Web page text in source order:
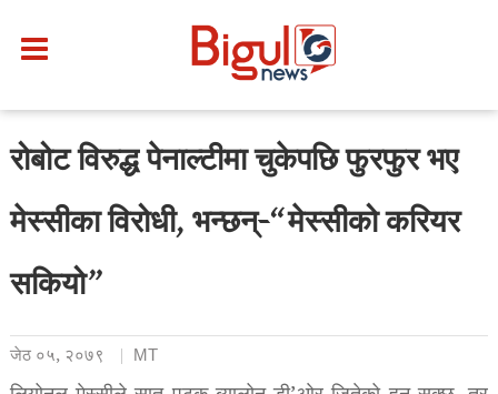
रोबोट विरुद्ध पेनाल्टीमा चुकेपछि फुरफुर भए
मेस्सीका विरोधी, भन्छन्-“मेस्सीको करियर
सकियो”
जेठ ०५, २०७९ MT